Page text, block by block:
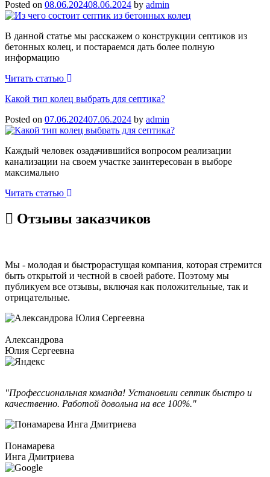
Posted on 08.06.202408.06.2024 by admin
В данной статье мы расскажем о конструкции септиков из
бетонных колец, и постараемся дать более полную
информацию
Читать статью
Какой тип колец выбрать для септика?
Posted on 07.06.202407.06.2024 by admin
Каждый человек озадачившийся вопросом реализации
канализации на своем участке заинтересован в выборе
максимально
Читать статью
Отзывы заказчиков
Мы - молодая и быстрорастущая компания, которая стремится
быть открытой и честной в своей работе. Поэтому мы
публикуем все отзывы, включая как положительные, так и
отрицательные.
Александрова
Юлия Сергеевна
"Профессиональная команда! Установили септик быстро и
качественно. Работой довольна на все 100%."
Понамарева
Инга Дмитриева